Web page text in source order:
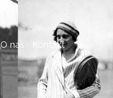
O nas Kontakt